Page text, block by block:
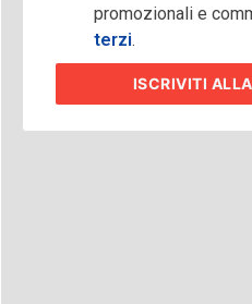
promozionali e
terzi.
ISCRIVITI